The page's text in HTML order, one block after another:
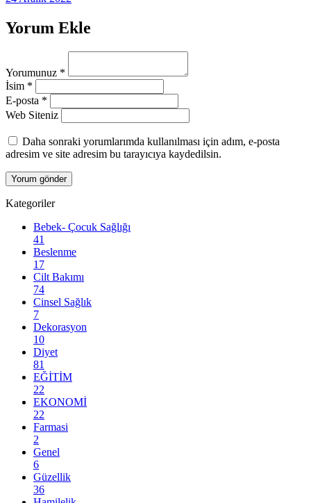
Yorum Ekle
Yorumunuz *
İsim *
E-posta *
Web Siteniz
Daha sonraki yorumlarımda kullanılması için adım, e-posta
adresim ve site adresim bu tarayıcıya kaydedilsin.
Kategoriler
Bebek- Çocuk Sağlığı
41
Beslenme
17
Cilt Bakımı
74
Cinsel Sağlık
7
Dekorasyon
10
Diyet
81
EĞİTİM
22
EKONOMİ
22
Farmasi
2
Genel
6
Güzellik
36